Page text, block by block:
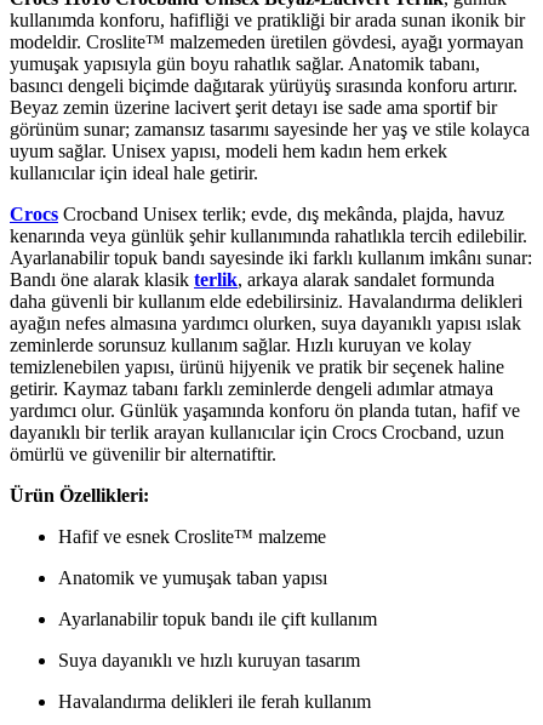
kullanımda konforu, hafifliği ve pratikliği bir arada sunan ikonik bir
modeldir. Croslite™ malzemeden üretilen gövdesi, ayağı yormayan
yumuşak yapısıyla gün boyu rahatlık sağlar. Anatomik tabanı,
basıncı dengeli biçimde dağıtarak yürüyüş sırasında konforu artırır.
Beyaz zemin üzerine lacivert şerit detayı ise sade ama sportif bir
görünüm sunar; zamansız tasarımı sayesinde her yaş ve stile kolayca
uyum sağlar. Unisex yapısı, modeli hem kadın hem erkek
kullanıcılar için ideal hale getirir.
Crocs Crocband Unisex terlik; evde, dış mekânda, plajda, havuz
kenarında veya günlük şehir kullanımında rahatlıkla tercih edilebilir.
Ayarlanabilir topuk bandı sayesinde iki farklı kullanım imkânı sunar:
Bandı öne alarak klasik terlik, arkaya alarak sandalet formunda
daha güvenli bir kullanım elde edebilirsiniz. Havalandırma delikleri
ayağın nefes almasına yardımcı olurken, suya dayanıklı yapısı ıslak
zeminlerde sorunsuz kullanım sağlar. Hızlı kuruyan ve kolay
temizlenebilen yapısı, ürünü hijyenik ve pratik bir seçenek haline
getirir. Kaymaz tabanı farklı zeminlerde dengeli adımlar atmaya
yardımcı olur. Günlük yaşamında konforu ön planda tutan, hafif ve
dayanıklı bir terlik arayan kullanıcılar için Crocs Crocband, uzun
ömürlü ve güvenilir bir alternatiftir.
Ürün Özellikleri:
Hafif ve esnek Croslite™ malzeme
Anatomik ve yumuşak taban yapısı
Ayarlanabilir topuk bandı ile çift kullanım
Suya dayanıklı ve hızlı kuruyan tasarım
Havalandırma delikleri ile ferah kullanım